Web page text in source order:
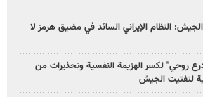
النظام الإيراني السائد في مضيق هرمز لا
روحي" لكسر الهزيمة النفسية وتحذيرات من
لتفتيت الجيش